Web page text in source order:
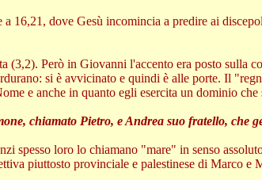
16,21, dove Gesù incomincia a predire ai
(3,2). Però in Giovanni l'accento era posto sulla
si è avvicinato e quindi è alle porte. Il
e anche in quanto egli esercita un dominio
chiamato Pietro, e Andrea suo fratello, che
spesso loro lo chiamano "mare" in senso
piuttosto provinciale e palestinese di Marco